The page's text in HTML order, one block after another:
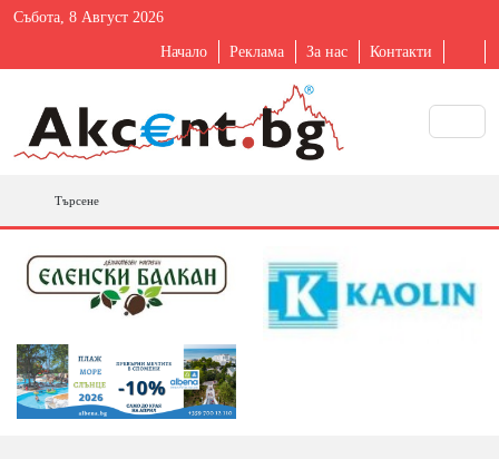
Събота, 8 Август 2026
Начало Реклама За нас Контакти
Търсене